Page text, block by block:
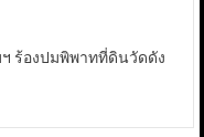
ร้องปมพิพาทที่ดินวัดดัง